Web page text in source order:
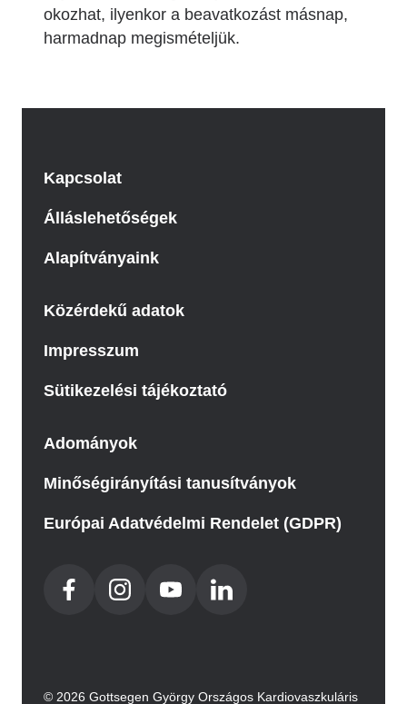
okozhat, ilyenkor a beavatkozást másnap,
harmadnap megismételjük.
Kapcsolat
Álláslehetőségek
Alapítványaink
Közérdekű adatok
Impresszum
Sütikezelési tájékoztató
Adományok
Minőségirányítási tanusítványok
Európai Adatvédelmi Rendelet (GDPR)
© 2026 Gottsegen György Országos Kardiovaszkuláris